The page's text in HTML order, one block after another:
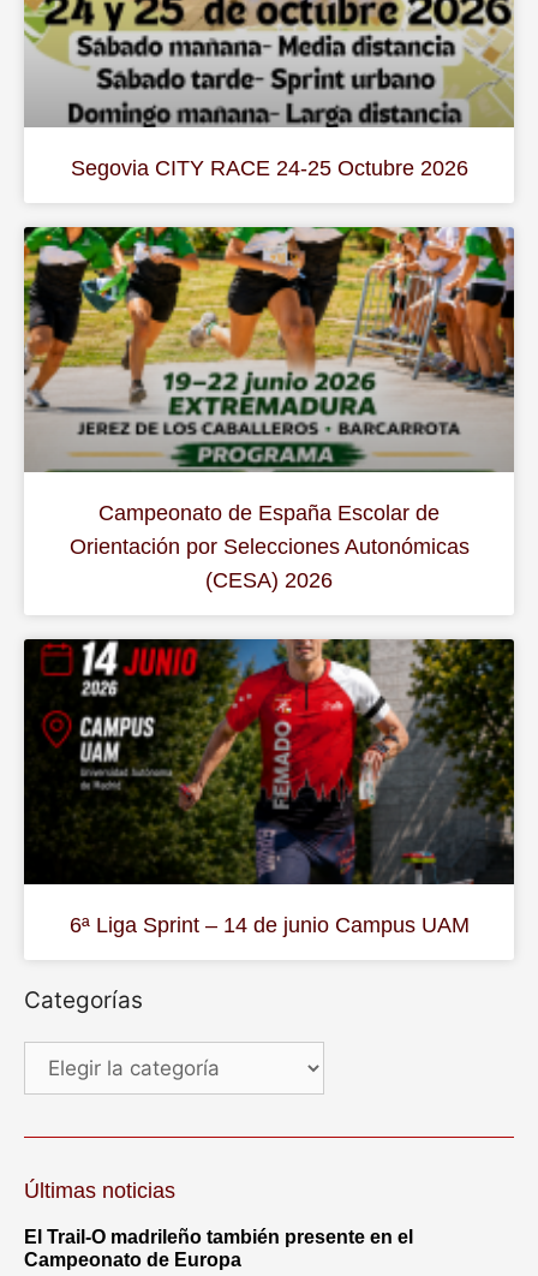
Segovia CITY RACE 24-25 Octubre 2026
Campeonato de España Escolar de
Orientación por Selecciones Autonómicas
(CESA) 2026
6ª Liga Sprint – 14 de junio Campus UAM
Categorías
Últimas noticias
El Trail-O madrileño también presente en el
Campeonato de Europa